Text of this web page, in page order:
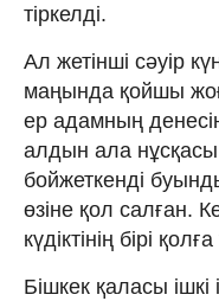
тіркелді.
Ал жетінші сәуір
маңында қойшы
ер адамның
алдын ала
бойжеткенді
өзіне қол салған.
күдіктінің бірі қолға
Бішкек қаласы